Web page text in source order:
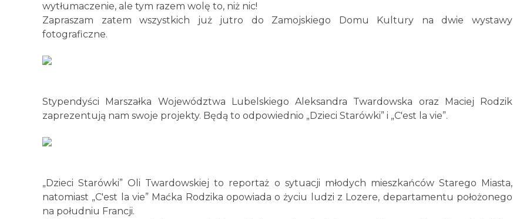
wytłumaczenie, ale tym razem wolę to, niż nic!
Zapraszam zatem wszystkich już jutro do Zamojskiego Domu Kultury na dwie wystawy
fotograficzne.
Stypendyści Marszałka Województwa Lubelskiego Aleksandra Twardowska oraz Maciej Rodzik
zaprezentują nam swoje projekty. Będą to odpowiednio „Dzieci Starówki” i „C'est la vie”.
„Dzieci Starówki” Oli Twardowskiej to reportaż o sytuacji młodych mieszkańców Starego Miasta,
natomiast „C'est la vie” Maćka Rodzika opowiada o życiu ludzi z Lozere, departamentu położonego
na południu Francji.